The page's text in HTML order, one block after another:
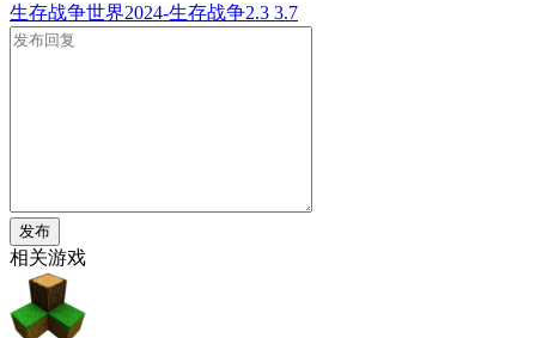
生存战争世界2024-生存战争2.3 3.7
发布
相关游戏